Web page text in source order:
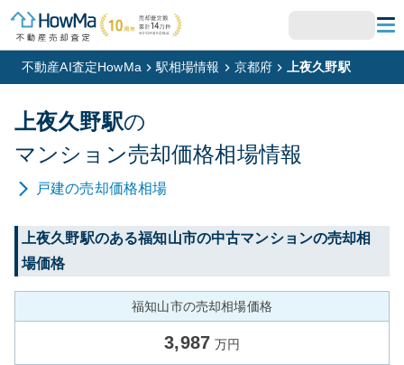
不動産AI査定HowMa 駅相場情報 京都府 上夜久野駅
上夜久野駅の
マンション売却価格相場情報
戸建の売却価格相場
上夜久野駅のある福知山市の中古マンションの売却相
場価格
福知山市の売却相場価格
3,987 万円